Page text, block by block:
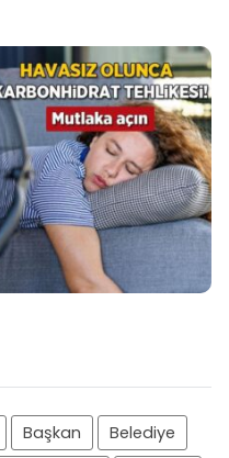
Başkan
Belediye